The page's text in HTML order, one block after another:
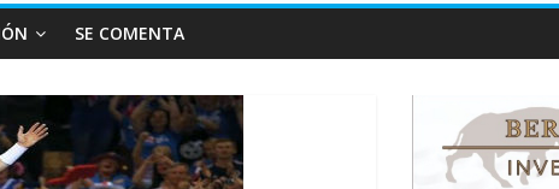
SE COMENTA